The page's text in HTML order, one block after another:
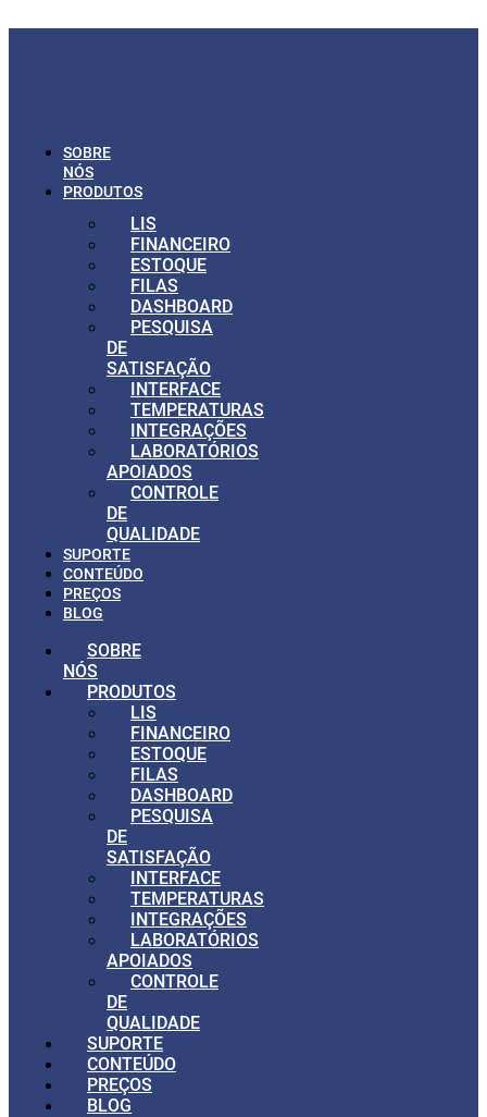
SOBRE
NÓS
PRODUTOS
LIS
FINANCEIRO
ESTOQUE
FILAS
DASHBOARD
PESQUISA
DE
SATISFAÇÃO
INTERFACE
TEMPERATURAS
INTEGRAÇÕES
LABORATÓRIOS
APOIADOS
CONTROLE
DE
QUALIDADE
SUPORTE
CONTEÚDO
PREÇOS
BLOG
SOBRE
NÓS
PRODUTOS
LIS
FINANCEIRO
ESTOQUE
FILAS
DASHBOARD
PESQUISA
DE
SATISFAÇÃO
INTERFACE
TEMPERATURAS
INTEGRAÇÕES
LABORATÓRIOS
APOIADOS
CONTROLE
DE
QUALIDADE
SUPORTE
CONTEÚDO
PREÇOS
BLOG